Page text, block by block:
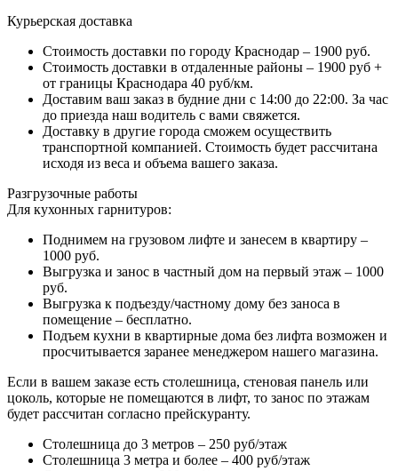
Курьерская доставка
Стоимость доставки по городу Краснодар – 1900 руб.
Стоимость доставки в отдаленные районы – 1900 руб +
от границы Краснодара 40 руб/км.
Доставим ваш заказ в будние дни с 14:00 до 22:00. За час
до приезда наш водитель с вами свяжется.
Доставку в другие города сможем осуществить
транспортной компанией. Стоимость будет рассчитана
исходя из веса и объема вашего заказа.
Разгрузочные работы
Для кухонных гарнитуров:
Поднимем на грузовом лифте и занесем в квартиру –
1000 руб.
Выгрузка и занос в частный дом на первый этаж – 1000
руб.
Выгрузка к подъезду/частному дому без заноса в
помещение – бесплатно.
Подъем кухни в квартирные дома без лифта возможен и
просчитывается заранее менеджером нашего магазина.
Если в вашем заказе есть столешница, стеновая панель или
цоколь, которые не помещаются в лифт, то занос по этажам
будет рассчитан согласно прейскуранту.
Столешница до 3 метров – 250 руб/этаж
Столешница 3 метра и более – 400 руб/этаж